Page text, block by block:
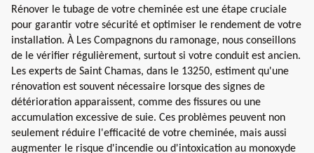
Rénover le tubage de votre cheminée est une étape cruciale
pour garantir votre sécurité et optimiser le rendement de votre
installation. À Les Compagnons du ramonage, nous conseillons
de le vérifier régulièrement, surtout si votre conduit est ancien.
Les experts de Saint Chamas, dans le 13250, estiment qu'une
rénovation est souvent nécessaire lorsque des signes de
détérioration apparaissent, comme des fissures ou une
accumulation excessive de suie. Ces problèmes peuvent non
seulement réduire l'efficacité de votre cheminée, mais aussi
augmenter le risque d'incendie ou d'intoxication au monoxyde